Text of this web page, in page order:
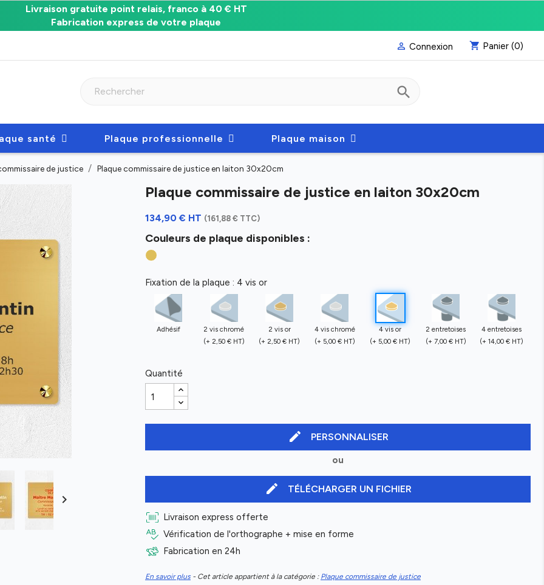
Livraison gratuite point relais, franco à 40 € HT
Fabrication express de votre plaque
 Connexion shopping_cart Panier (0)
search
santé Plaque professionnelle Plaque maison
de justice Plaque commissaire de justice en laiton 30x20cm

Plaque commissaire de justice en laiton 30x20cm
134,90 € HT (161,88 € TTC)
Couleurs de plaque disponibles :
Fixation de la plaque : 4 vis or
Adhésif
2 vis chromé
(+ 2,50 € HT)
2 vis or
(+ 2,50 € HT)
4 vis chromé
(+ 5,00 € HT)
4 vis or
(+ 5,00 € HT)
2 entretoises
(+ 7,00 € HT)
4 entretoises
(+ 14,00 € HT)
Quantité
edit PERSONNALISER
ou
edit TÉLÉCHARGER UN FICHIER
Livraison express offerte
Vérification de l'orthographe + mise en forme
Fabrication en 24h
En savoir plus - Cet article appartient à la catégorie : Plaque commissaire de justice